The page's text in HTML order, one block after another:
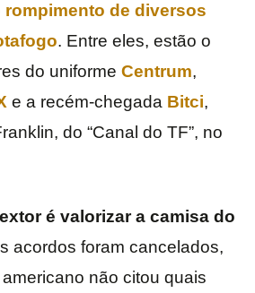
rompimento de diversos
. Entre eles, estão o
do uniforme Centrum,
e a recém-chegada Bitci,
do “Canal do TF”, no
é valorizar a camisa do
acordos foram cancelados,
não citou quais